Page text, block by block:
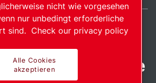
Produkte
nicht wie vorgesehen
nur unbedingt erforderliche
sind. Check our privacy policy
Alle Cookies
akzeptieren